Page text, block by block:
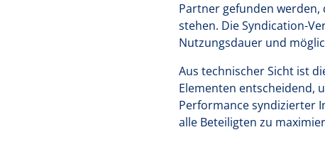
Partner gefunden
stehen. Die Syndication-
Nutzungsdauer und
Aus technischer Sicht ist
Elementen entscheidend,
Performance syndizierter
alle Beteiligten zu